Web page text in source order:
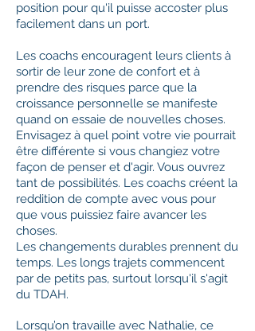
position pour qu'il puisse accoster plus
facilement dans un port.
Les coachs encouragent leurs clients à
sortir de leur zone de confort et à
prendre des risques parce que la
croissance personnelle se manifeste
quand on essaie de nouvelles choses.
Envisagez à quel point votre vie pourrait
être différente si vous changiez votre
façon de penser et d'agir. Vous ouvrez
tant de possibilités. Les coachs créent la
reddition de compte avec vous pour
que vous puissiez faire avancer les
choses.
Les changements durables prennent du
temps. Les longs trajets commencent
par de petits pas, surtout lorsqu'il s'agit
du TDAH.
Lorsqu’on travaille avec Nathalie, ce